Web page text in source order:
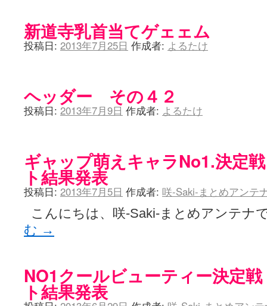
新道寺乳首当てゲェェム
投稿日: 2013年7月25日 作成者: よるたけ
ヘッダー その４２
投稿日: 2013年7月9日 作成者: よるたけ
ギャップ萌えキャラNo1.決定
ト結果発表
投稿日: 2013年7月5日 作成者: 咲-Saki-まとめアンテ
こんにちは、咲-Saki-まとめアンテ
む →
NO1クールビューティー決定
ト結果発表